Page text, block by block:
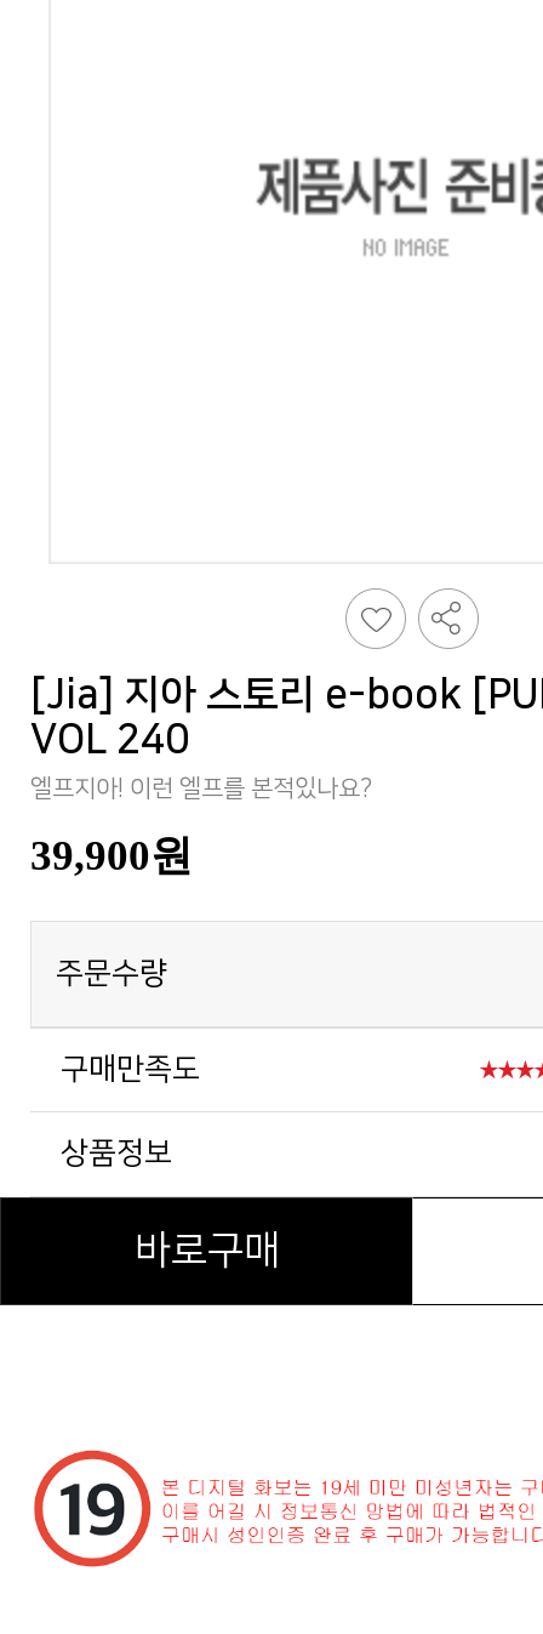
VOL 240
엘프지아! 이런 엘프를 본적있나요?
39,900원
주문수량
구매만족도
상품정보
바로구매